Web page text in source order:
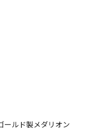
ールド製メダリオン